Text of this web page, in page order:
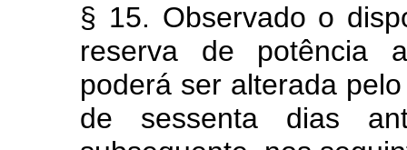
§ 15. Observado o
reserva de potência
poderá ser alterada
de sessenta dias